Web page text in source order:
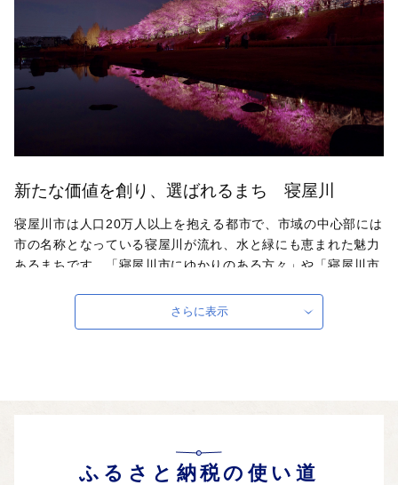
新たな価値を創り、選ばれるまち 寝屋川
寝屋川市は人口20万人以上を抱える都市で、市域の中心部には
市の名称となっている寝屋川が流れ、水と緑にも恵まれた魅力
あるまちです。「寝屋川市にゆかりのある方々」や「寝屋川市
た御寄付をお願いし、寝屋川市のまちづくりに役立てたいと考
えております。※使い道の指定がない場合は、公共公益施設の
自治体ホームページは
さらに表示
ふるさと納税の使い道